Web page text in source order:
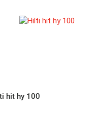
hit hy 100